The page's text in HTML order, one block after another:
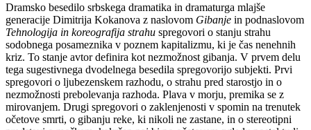
Dramsko besedilo srbskega dramatika in dramaturga mlajše
generacije Dimitrija Kokanova z naslovom Gibanje in podnaslovom
Tehnologija in koreografija strahu spregovori o stanju strahu
sodobnega posameznika v poznem kapitalizmu, ki je čas nenehnih
kriz. To stanje avtor definira kot nezmožnost gibanja. V prvem delu
tega sugestivnega dvodelnega besedila spregovorijo subjekti. Prvi
spregovori o ljubezenskem razhodu, o strahu pred starostjo in o
nezmožnosti prebolevanja razhoda. Plava v morju, premika se z
mirovanjem. Drugi spregovori o zaklenjenosti v spomin na trenutek
očetove smrti, o gibanju reke, ki nikoli ne zastane, in o stereotipni